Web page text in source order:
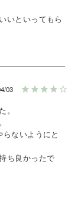
いといってもら
03
ないようにと
ち良かったで